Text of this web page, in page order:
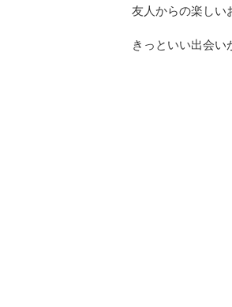
友人からの楽しい
きっといい出会い